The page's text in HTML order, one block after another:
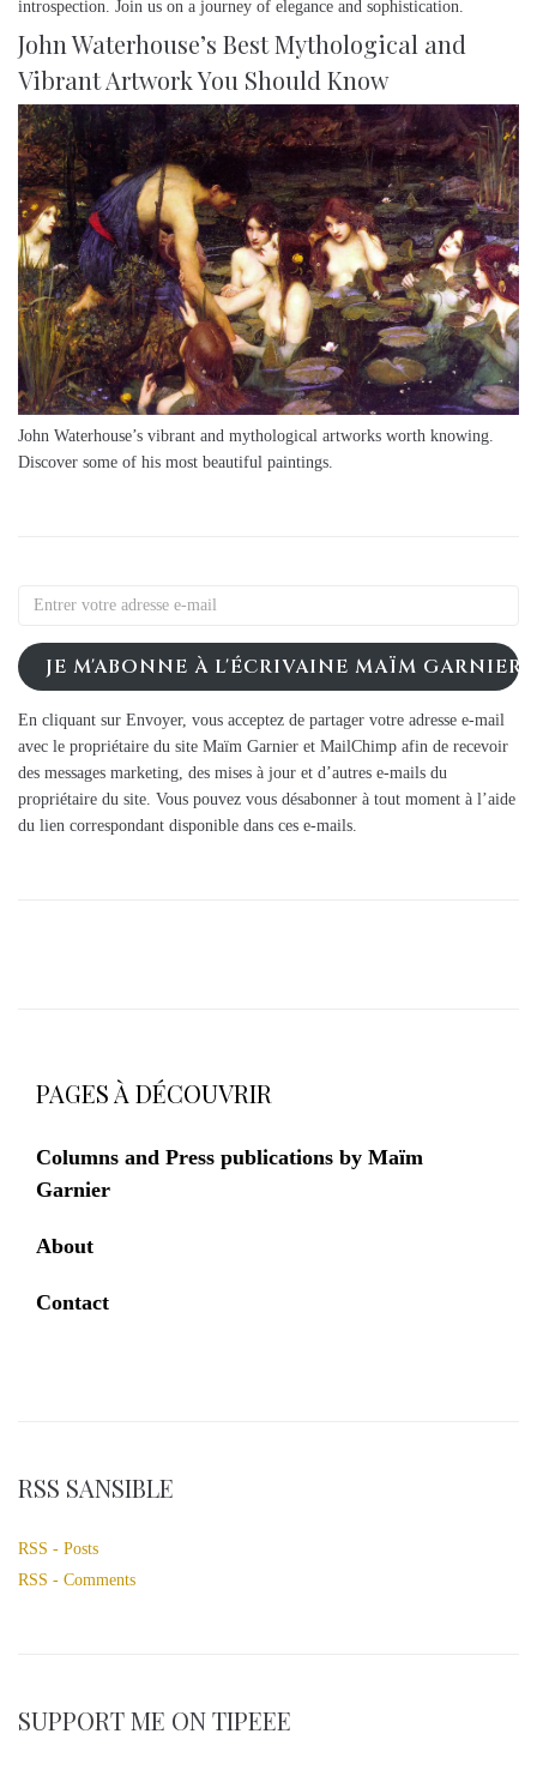
introspection. Join us on a journey of elegance and sophistication.
John Waterhouse’s Best Mythological and
Vibrant Artwork You Should Know
John Waterhouse’s vibrant and mythological artworks worth knowing.
Discover some of his most beautiful paintings.
JE M'ABONNE À L'ÉCRIVAINE MAÏM GARNIER
En cliquant sur Envoyer, vous acceptez de partager votre adresse e-mail
avec le propriétaire du site Maïm Garnier et MailChimp afin de recevoir
des messages marketing, des mises à jour et d’autres e-mails du
propriétaire du site. Vous pouvez vous désabonner à tout moment à l’aide
du lien correspondant disponible dans ces e-mails.
PAGES À DÉCOUVRIR
Columns and Press publications by Maïm
Garnier
About
Contact
RSS SANSIBLE
RSS - Posts
RSS - Comments
SUPPORT ME ON TIPEEE